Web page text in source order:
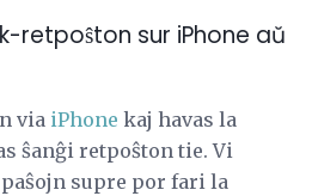
retpoŝton sur iPhone aŭ
via iPhone kaj havas la
ŝanĝi retpoŝton tie. Vi
supre por fari la